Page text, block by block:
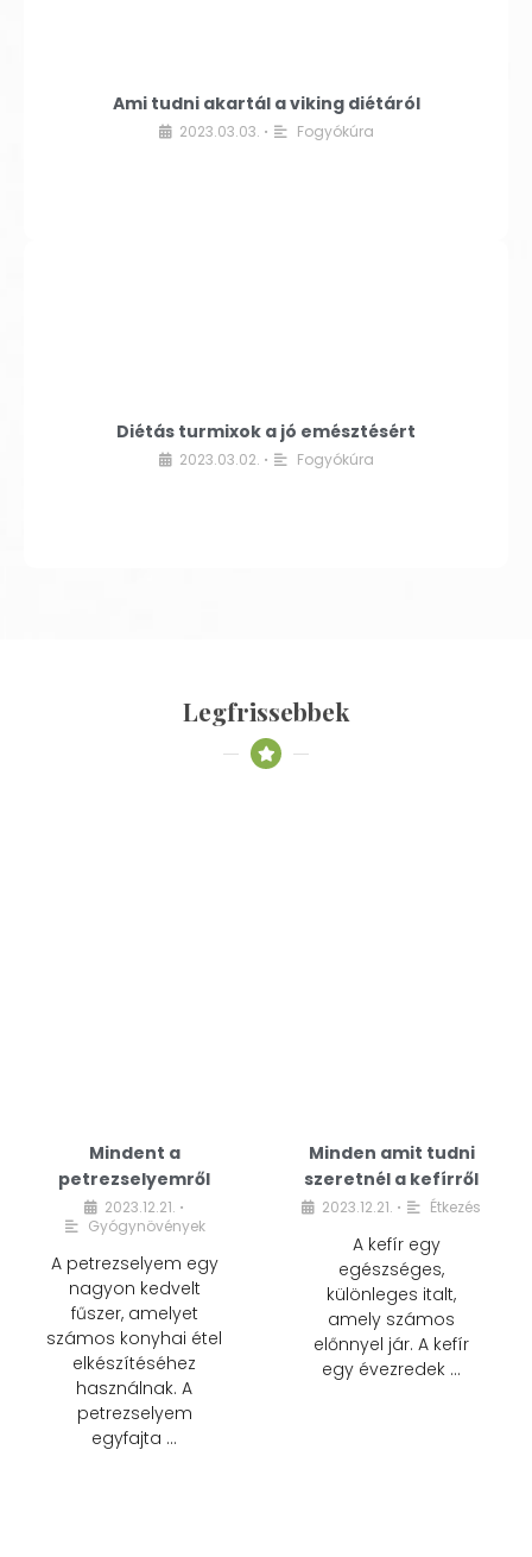
Ami tudni akartál a viking diétáról
2023.03.03. • Fogyókúra
Diétás turmixok a jó emésztésért
2023.03.02. • Fogyókúra
Legfrissebbek
Mindent a
petrezselyemről
2023.12.21. •
Gyógynövények
A petrezselyem egy
nagyon kedvelt
fűszer, amelyet
számos konyhai étel
elkészítéséhez
használnak. A
petrezselyem
egyfajta …
Minden amit tudni
szeretnél a kefírről
2023.12.21. • Étkezés
A kefír egy
egészséges,
különleges italt,
amely számos
előnnyel jár. A kefír
egy évezredek …